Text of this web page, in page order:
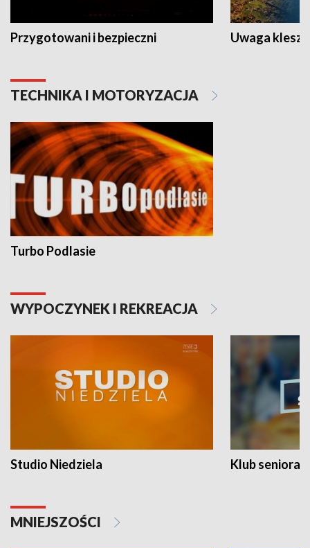
Przygotowani i bezpieczni Uwaga
TECHNIKA I MOTORYZACJA
Turbo Podlasie
WYPOCZYNEK I REKREACJA
Studio Niedziela Klub seniora
MNIEJSZOŚCI